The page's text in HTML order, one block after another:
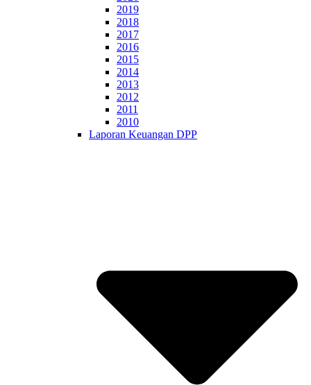
2019
2018
2017
2016
2015
2014
2013
2012
2011
2010
Laporan Keuangan DPP